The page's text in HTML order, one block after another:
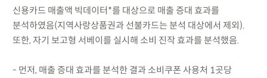
신용카드 매출액 빅데이터*를 대상으로 매출 증대 효과를
분석하였음(지역사랑상품권과 선불카드는 분석 대상에서 제외).
또한, 자기 보고형 서베이를 실시해 소비 진작 효과를 분석했음.
- 먼저, 매출 증대 효과를 분석한 결과 소비쿠폰 사용처 1곳당